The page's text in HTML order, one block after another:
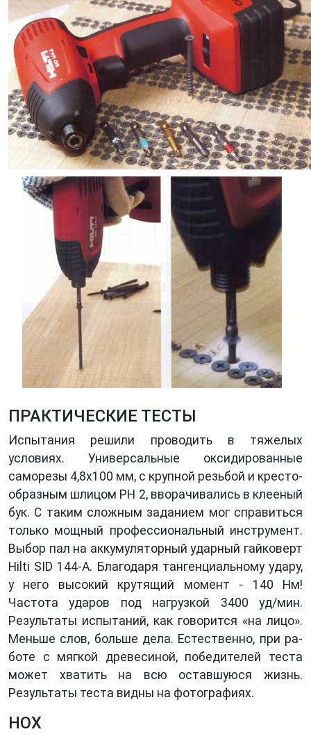
ПРАКТИЧЕСКИЕ ТЕСТЫ
Испытания решили проводить в тяжелых
условиях. Универсальные оксидированные
саморезы 4,8x100 мм, с крупной резьбой и кресто­
образным шлицом РН 2, ввора­чивались в клееный
бук. С таким сложным заданием мог справиться
только мощный профессиональный инструмент.
Выбор пал на аккуму­ляторный ударный гайковерт
Hilti SID 144-А. Благодаря тангенциаль­ному удару,
у него высокий крутя­щий момент - 140 Нм!
Частота уда­ров под нагрузкой 3400 уд/мин.
Результаты испытаний, как гово­рится «на лицо».
Меньше слов, больше дела. Естественно, при ра­
боте с мягкой древесиной, победи­телей теста
может хватить на всю оставшуюся жизнь.
Результаты те­ста видны на фотографиях.
HOX